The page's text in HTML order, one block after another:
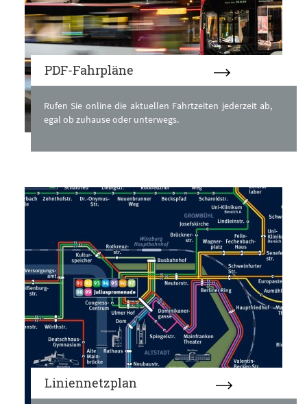
PDF-Fahrpläne
Rufen Sie online die aktuellen Fahrtzeiten jederzeit ab,
egal ob zuhause oder unterwegs.
Liniennetzplan